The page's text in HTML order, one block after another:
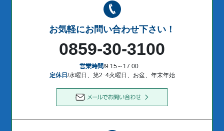
お気軽にお問い合わせ下さい！
0859-30-3100
営業時間/9:15～17:00
定休日 /水曜日、第2･4火曜日、お盆、年末年始